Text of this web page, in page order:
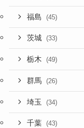
福島 (45)
茨城 (33)
栃木 (49)
群馬 (26)
埼玉 (34)
千葉 (43)